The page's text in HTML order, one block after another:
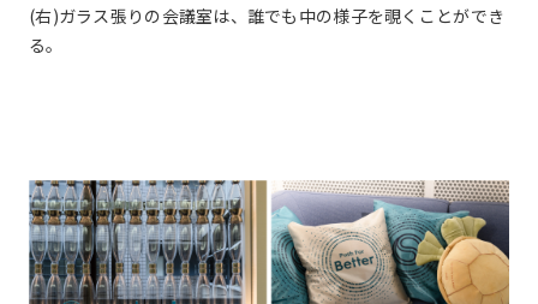
(右)ガラス張りの会議室は、誰でも中の様子を覗くことができ
る。